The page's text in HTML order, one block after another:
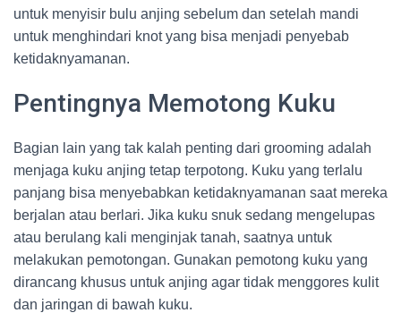
untuk menyisir bulu anjing sebelum dan setelah mandi
untuk menghindari knot yang bisa menjadi penyebab
ketidaknyamanan.
Pentingnya Memotong Kuku
Bagian lain yang tak kalah penting dari grooming adalah
menjaga kuku anjing tetap terpotong. Kuku yang terlalu
panjang bisa menyebabkan ketidaknyamanan saat mereka
berjalan atau berlari. Jika kuku snuk sedang mengelupas
atau berulang kali menginjak tanah, saatnya untuk
melakukan pemotongan. Gunakan pemotong kuku yang
dirancang khusus untuk anjing agar tidak menggores kulit
dan jaringan di bawah kuku.